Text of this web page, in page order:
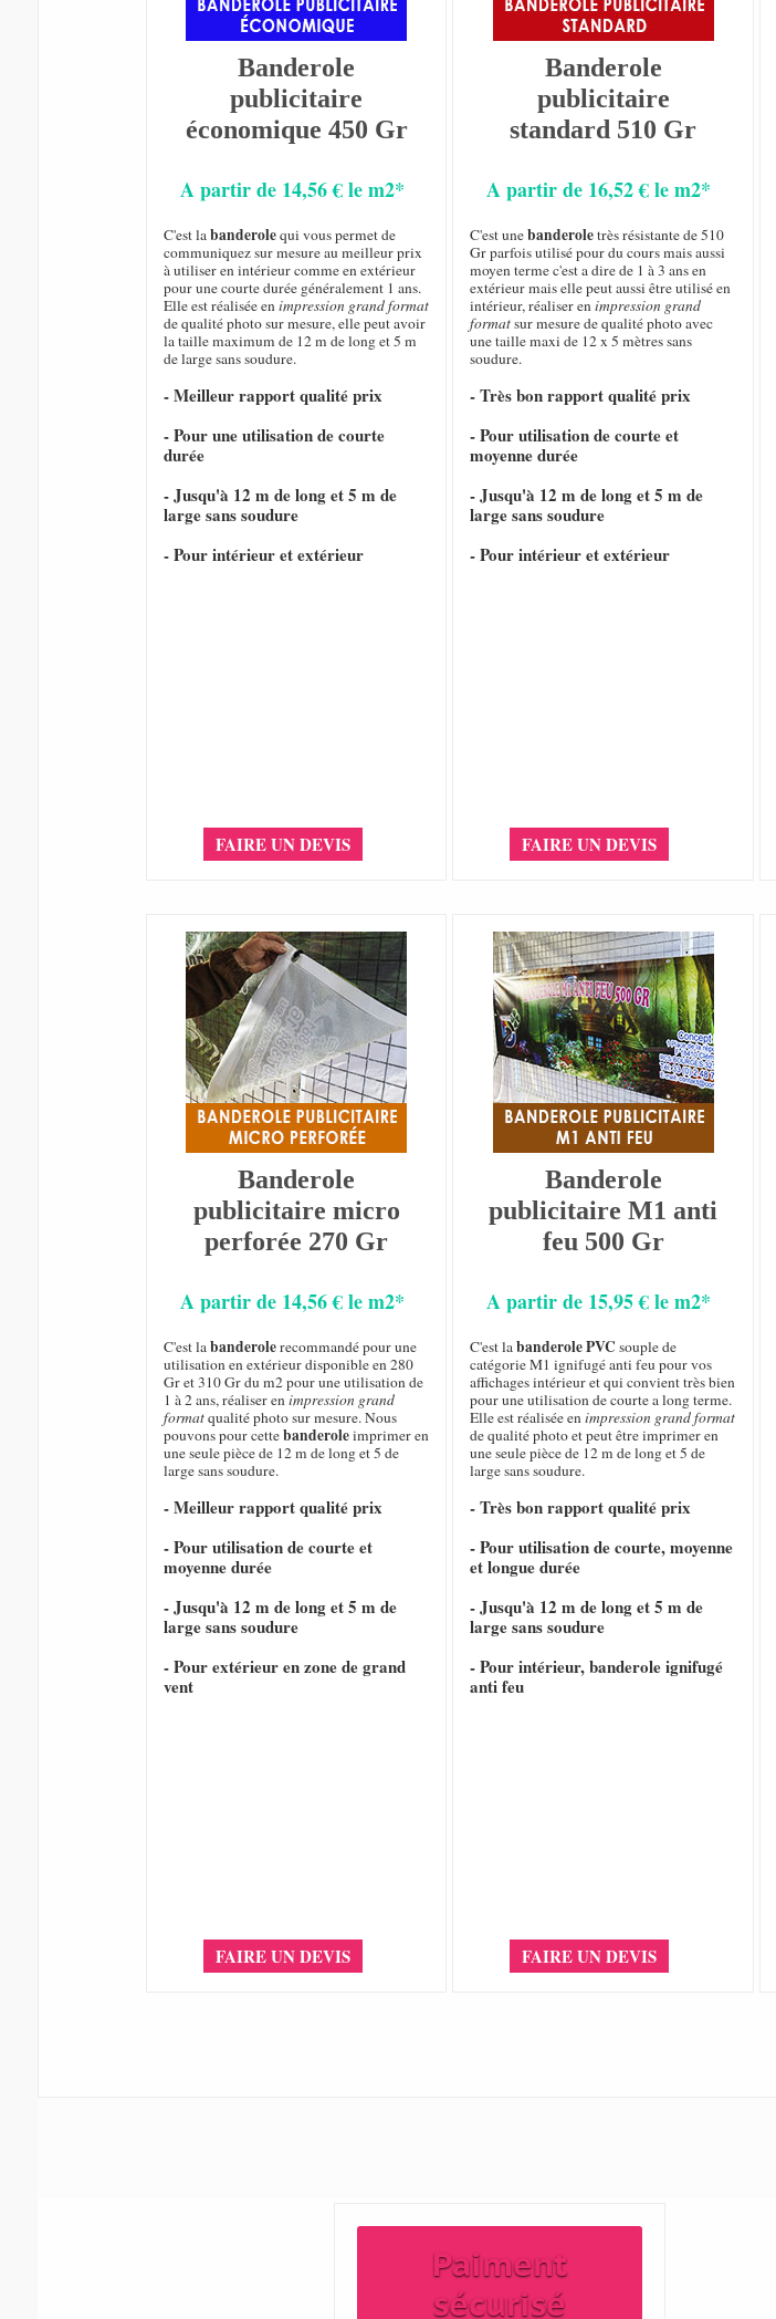
Banderole
publicitaire
économique 450 Gr
A partir de 14,56 € le m2*
C'est labanderolequi vous permet de
communiquez sur mesure au meilleur prix
à utiliser en intérieur comme en extérieur
pour une courte durée généralement 1 ans.
Elle est réalisée enimpression grand format
de qualité photo sur mesure, elle peut avoir
la taille maximum de 12 m de long et 5 m
de large sans soudure.
- Meilleur rapport qualité prix
- Pour une utilisation de courte
durée
- Jusqu'à 12 m de long et 5 m de
large sans soudure
- Pour intérieur et extérieur
FAIRE UN DEVIS
Banderole
publicitaire
standard 510 Gr
A partir de 16,52 € le m2*
C'est unebanderoletrès résistante de 510
Gr parfois utilisé pour du cours mais aussi
moyen terme c'est a dire de 1 à 3 ans en
extérieur mais elle peut aussi être utilisé en
intérieur, réaliser enimpression grand
formatsur mesure de qualité photo avec
une taille maxi de 12 x 5 mètres sans
soudure.
- Très bon rapport qualité prix
- Pour utilisation de courte et
moyenne durée
- Jusqu'à 12 m de long et 5 m de
large sans soudure
- Pour intérieur et extérieur
FAIRE UN DEVIS
Banderole
publicitaire micro
perforée 270 Gr
A partir de 14,56 € le m2*
C'est labanderolerecommandé pour une
utilisation en extérieur disponible en 280
Gr et 310 Gr du m2 pour une utilisation de
1 à 2 ans, réaliser enimpression grand
formatqualité photo sur mesure. Nous
pouvons pour cettebanderoleimprimer en
une seule pièce de 12 m de long et 5 de
large sans soudure.
- Meilleur rapport qualité prix
- Pour utilisation de courte et
moyenne durée
- Jusqu'à 12 m de long et 5 m de
large sans soudure
- Pour extérieur en zone de grand
vent
FAIRE UN DEVIS
Banderole
publicitaire M1 anti
feu 500 Gr
A partir de 15,95 € le m2*
C'est labanderole PVC souple de
catégorie M1 ignifugé anti feu pour vos
affichages intérieur et qui convient très bien
pour une utilisation de courte a long terme.
Elle est réalisée enimpression grand format
de qualité photo et peut être imprimer en
une seule pièce de 12 m de long et 5 de
large sans soudure.
- Très bon rapport qualité prix
- Pour utilisation de courte, moyenne
et longue durée
- Jusqu'à 12 m de long et 5 m de
large sans soudure
- Pour intérieur, banderole ignifugé
anti feu
FAIRE UN DEVIS
Paiment
sécurisé